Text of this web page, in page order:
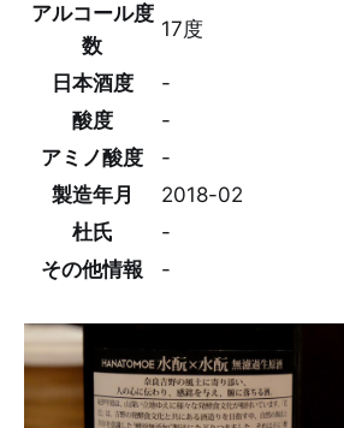
アルコール度
数
17度
日本酒度
-
酸度
-
アミノ酸度
-
製造年月
2018-02
杜氏
-
その他情報
-